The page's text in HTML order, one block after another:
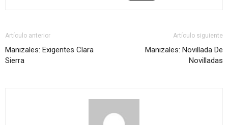
Artículo anterior
Manizales: Exigentes Clara
Sierra
Artículo siguiente
Manizales: Novillada De
Novilladas